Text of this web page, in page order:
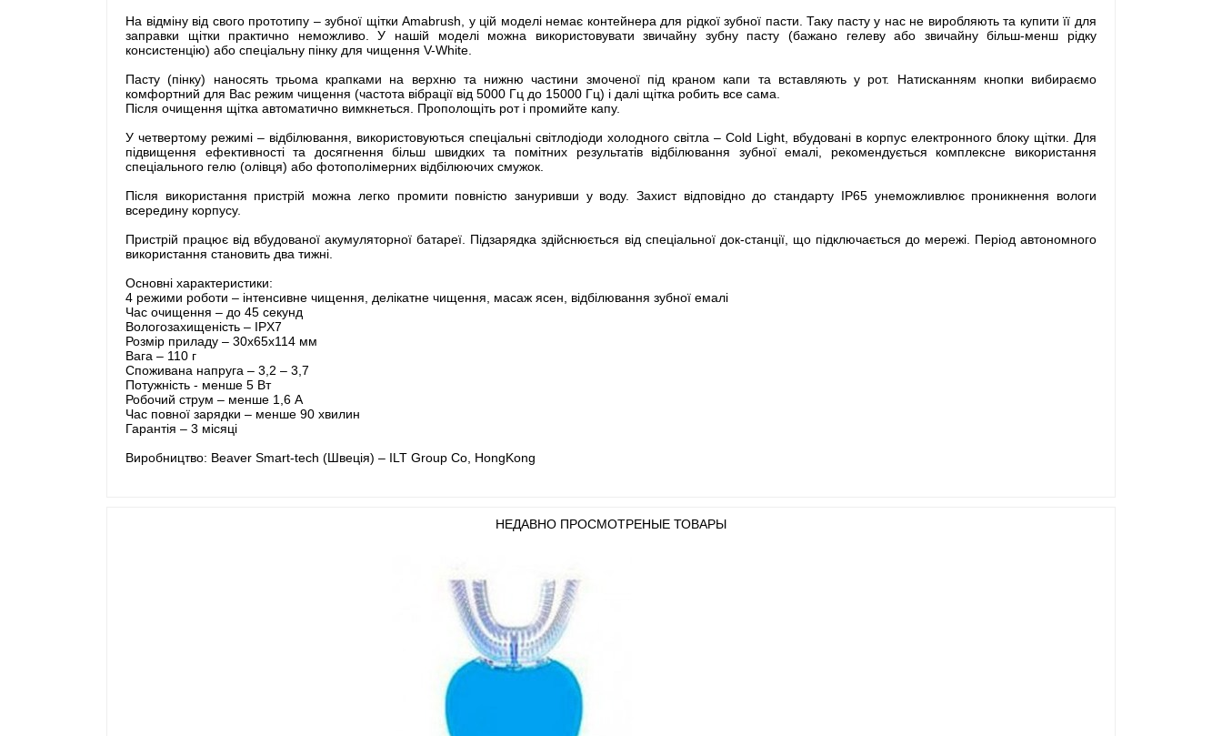
На відміну від свого прототипу – зубної щітки Amabrush, у цій моделі немає контейнера для рідкої зубної пасти. Таку пасту у нас не виробляють та купити її для
заправки щітки практично неможливо. У нашій моделі можна використовувати звичайну зубну пасту (бажано гелеву або звичайну більш-менш рідку
консистенцію) або спеціальну пінку для чищення V-White.
Пасту (пінку) наносять трьома крапками на верхню та нижню частини змоченої під краном капи та вставляють у рот. Натисканням кнопки вибираємо
комфортний для Вас режим чищення (частота вібрації від 5000 Гц до 15000 Гц) і далі щітка робить все сама.
Після очищення щітка автоматично вимкнеться. Прополощіть рот і промийте капу.
У четвертому режимі – відбілювання, використовуються спеціальні світлодіоди холодного світла – Cold Light, вбудовані в корпус електронного блоку щітки. Для
підвищення ефективності та досягнення більш швидких та помітних результатів відбілювання зубної емалі, рекомендується комплексне використання
спеціального гелю (олівця) або фотополімерних відбілюючих смужок.
Після використання пристрій можна легко промити повністю зануривши у воду. Захист відповідно до стандарту IP65 унеможливлює проникнення вологи
всередину корпусу.
Пристрій працює від вбудованої акумуляторної батареї. Підзарядка здійснюється від спеціальної док-станції, що підключається до мережі. Період автономного
використання становить два тижні.
Основні характеристики:
4 режими роботи – інтенсивне чищення, делікатне чищення, масаж ясен, відбілювання зубної емалі
Час очищення – до 45 секунд
Вологозахищеність – IPX7
Розмір приладу – 30х65х114 мм
Вага – 110 г
Споживана напруга – 3,2 – 3,7
Потужність - менше 5 Вт
Робочий струм – менше 1,6 А
Час повної зарядки – менше 90 хвилин
Гарантія – 3 місяці
Виробництво: Beaver Smart-tech (Швеція) – ILT Group Co, HongKong
НЕДАВНО ПРОСМОТРЕНЫЕ ТОВАРЫ